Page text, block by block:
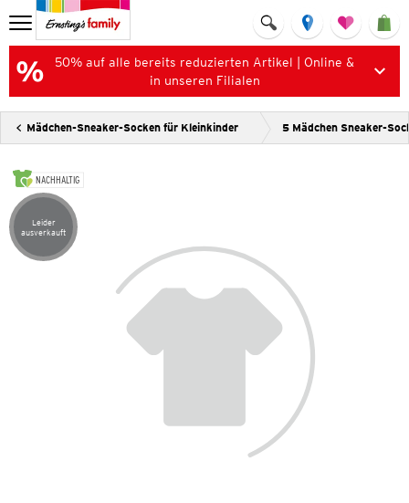
50% auf alle bereits reduzierten Artikel | Online &
in unseren Filialen
Mädchen-Sneaker-Socken für Kleinkinder 5 Mädchen Sneaker-
NACHHALTIG
Artikel leider ausverkauft
Leider
ausverkauft